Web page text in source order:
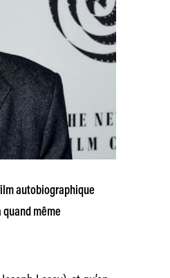
autobiographique
quand même